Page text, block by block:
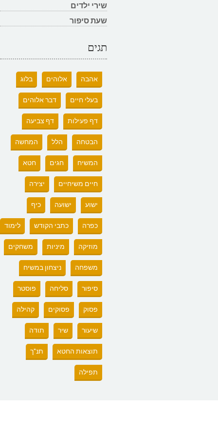
שירי ילדים
שעת סיפור
תגים
אהבה אלוהים בלוג
בעלי חיים דבר אלוהים
דף פעילות דף צביעה
הבטחה הלל המחשה
המשיח חגים חטא
חיים משיחיים יצירה
ישוע ישועה כיף
כפרה כתבי הקודש לימוד
מוזיקה מיניות משחקים
משפחה ניצחון במשיח
סיפור סליחה פוסטר
פסוק פסוקים קהילה
שיעור שיר תודה
תוצאות החטא תנ"ך
תפילה